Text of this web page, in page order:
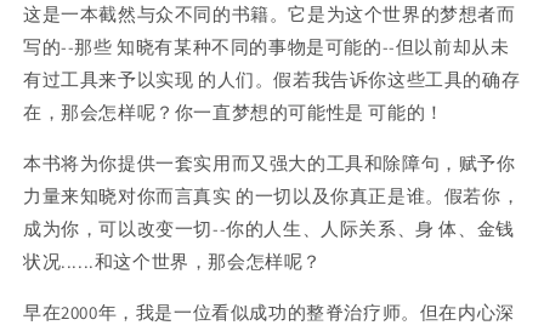
这是一本截然与众不同的书籍。它是为这个世界的梦想者而
写的--那些 知晓有某种不同的事物是可能的--但以前却从未
有过工具来予以实现 的人们。假若我告诉你这些工具的确存
在，那会怎样呢？你一直梦想的可能性是 可能的！
本书将为你提供一套实用而又强大的工具和除障句，赋予你
力量来知晓对你而言真实 的一切以及你真正是谁。假若你，
成为你，可以改变一切--你的人生、人际关系、身 体、金钱
状况......和这个世界，那会怎样呢？
早在2000年，我是一位看似成功的整脊治疗师。但在内心深